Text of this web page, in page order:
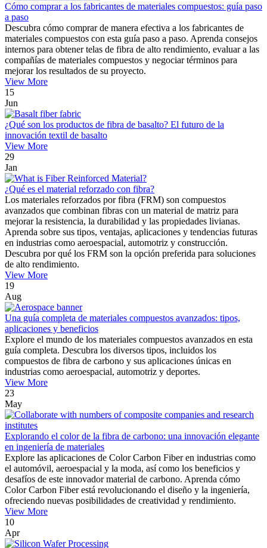
Cómo comprar a los fabricantes de materiales compuestos: guía paso
a paso
Descubra cómo comprar de manera efectiva a los fabricantes de
materiales compuestos con esta guía paso a paso. Aprenda consejos
internos para obtener telas de fibra de alto rendimiento, evaluar a las
compañías de materiales compuestos y negociar términos para
mejorar los resultados de su proyecto.
View More
15
Jun
¿Qué son los productos de fibra de basalto? El futuro de la
innovación textil de basalto
View More
29
Jan
¿Qué es el material reforzado con fibra?
Los materiales reforzados por fibra (FRM) son compuestos
avanzados que combinan fibras con un material de matriz para
mejorar la resistencia, la durabilidad y las propiedades livianas.
Aprenda sobre sus tipos, ventajas, aplicaciones y tendencias futuras
en industrias como aeroespacial, automotriz y construcción.
Descubra por qué los FRM son la opción preferida para soluciones
de alto rendimiento.
View More
19
Aug
Una guía completa de materiales compuestos avanzados: tipos,
aplicaciones y beneficios
Explore el mundo de los materiales compuestos avanzados en esta
guía completa. Descubra los diversos tipos, incluidos los
compuestos de fibra de carbono y sus aplicaciones únicas en
industrias como aeroespacial, automotriz y deportes.
View More
23
May
Explorando el color de la fibra de carbono: una innovación elegante
en ingeniería de materiales
Explore las aplicaciones de Color Carbon Fiber en industrias como
el automóvil, aeroespacial y la moda, así como los beneficios y
desafíos de este innovador material de carbono. Aprenda cómo
Color Carbon Fiber está revolucionando el diseño y la ingeniería,
ofreciendo nuevas posibilidades de creatividad y rendimiento.
View More
10
Apr